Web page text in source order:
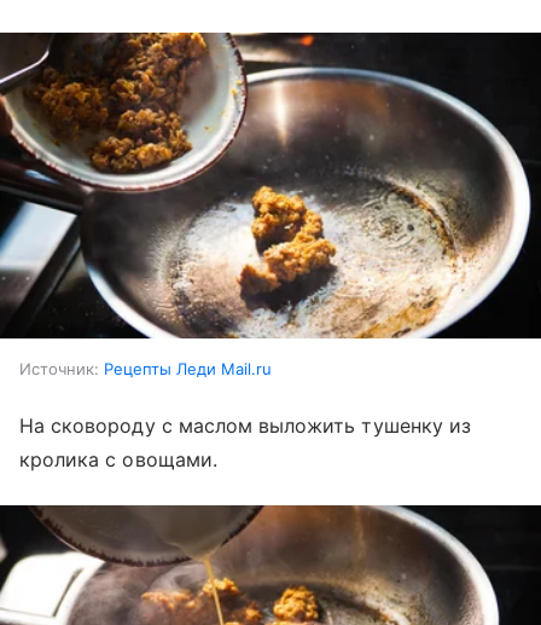
Источник: Рецепты Леди Mail.ru
На сковороду с маслом выложить тушенку из
кролика с овощами.